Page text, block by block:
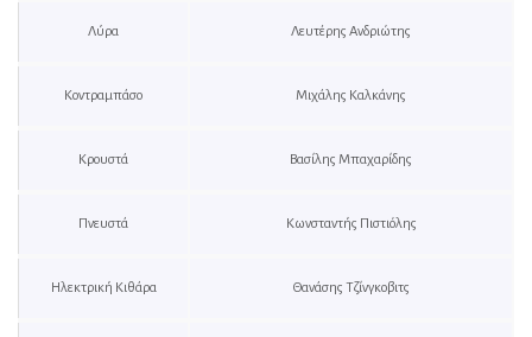
Λύρα Λευτέρης Ανδριώτης
Κοντραμπάσο Μιχάλης Καλκάνης
Κρουστά Βασίλης Μπαχαρίδης
Πνευστά Κωνσταντής Πιστιόλης
Ηλεκτρική Κιθάρα Θανάσης Τζίνγκοβιτς